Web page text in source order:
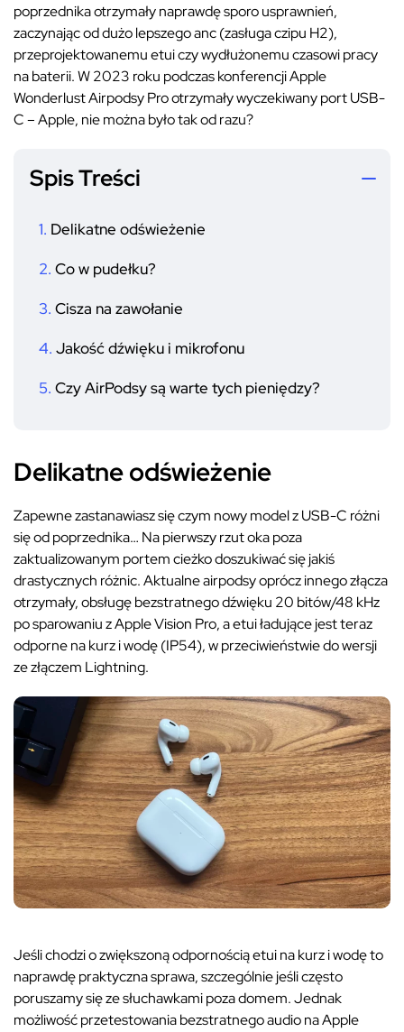
poprzednika otrzymały naprawdę sporo usprawnień,
zaczynając od dużo lepszego anc (zasługa czipu H2),
przeprojektowanemu etui czy wydłużonemu czasowi pracy
na baterii. W 2023 roku podczas konferencji Apple
Wonderlust Airpodsy Pro otrzymały wyczekiwany port USB-
C – Apple, nie można było tak od razu?
Spis Treści
Delikatne odświeżenie
Co w pudełku?
Cisza na zawołanie
Jakość dźwięku i mikrofonu
Czy AirPodsy są warte tych pieniędzy?
Delikatne odświeżenie
Zapewne zastanawiasz się czym nowy model z USB-C różni
się od poprzednika… Na pierwszy rzut oka poza
zaktualizowanym portem cieżko doszukiwać się jakiś
drastycznych różnic. Aktualne airpodsy oprócz innego złącza
otrzymały, obsługę bezstratnego dźwięku 20 bitów/48 kHz
po sparowaniu z Apple Vision Pro, a etui ładujące jest teraz
odporne na kurz i wodę (IP54), w przeciwieństwie do wersji
ze złączem Lightning.
Jeśli chodzi o zwiększoną odpornością etui na kurz i wodę to
naprawdę praktyczna sprawa, szczególnie jeśli często
poruszamy się ze słuchawkami poza domem. Jednak
możliwość przetestowania bezstratnego audio na Apple